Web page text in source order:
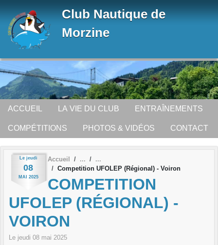
Club Nautique de
Morzine
ACCUEIL LA VIE DU CLUB ENTRAÎNEMENTS
COMPÉTITIONS PHOTOS & VIDÉOS CONTACT
Le jeudi
08
MAI 2025
Accueil
Competition UFOLEP (Régional) - Voiron
COMPETITION
UFOLEP (RÉGIONAL) -
VOIRON
Le jeudi 08 mai 2025